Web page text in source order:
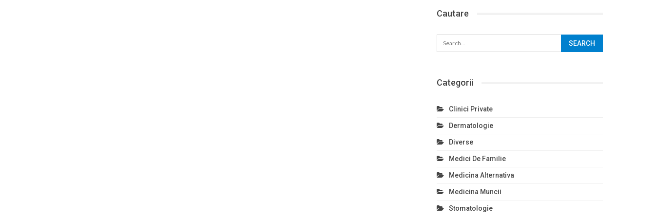
Cautare
Categorii
Clinici Private
Dermatologie
Diverse
Medici De Familie
Medicina Alternativa
Medicina Muncii
Stomatologie